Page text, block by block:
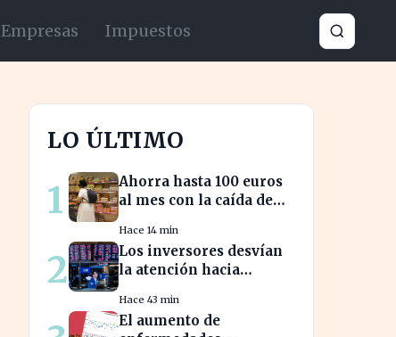
Empresas Impuestos
LO ÚLTIMO
1
Ahorra hasta 100 euros
al mes con la caída de
esenciales
Hace 14 min
2
Los inversores desvían
la atención hacia
Wall Street se desploma
Hace 43 min
El aumento de